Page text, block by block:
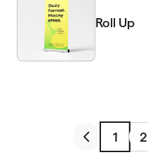
Roll Up
1 2